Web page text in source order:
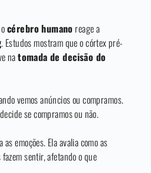
océrebro humano reage a
. Estudos mostram que o córtex pré-
natomada de decisão do
vemos anúncios ou compramos.
se compramos ou não.
emoções. Ela avalia como as
sentir, afetando o que